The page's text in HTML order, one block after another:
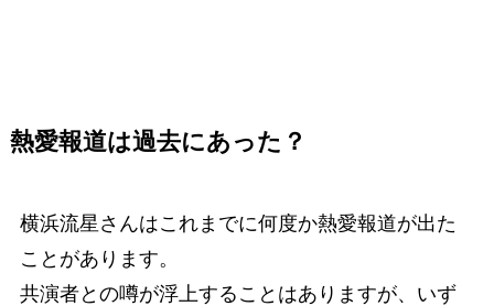
熱愛報道は過去にあった？
横浜流星さんはこれまでに何度か熱愛報道が出た
ことがあります。
共演者との噂が浮上することはありますが、いず